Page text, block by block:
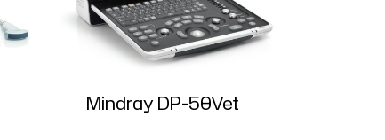
Mindray DP-50Vet